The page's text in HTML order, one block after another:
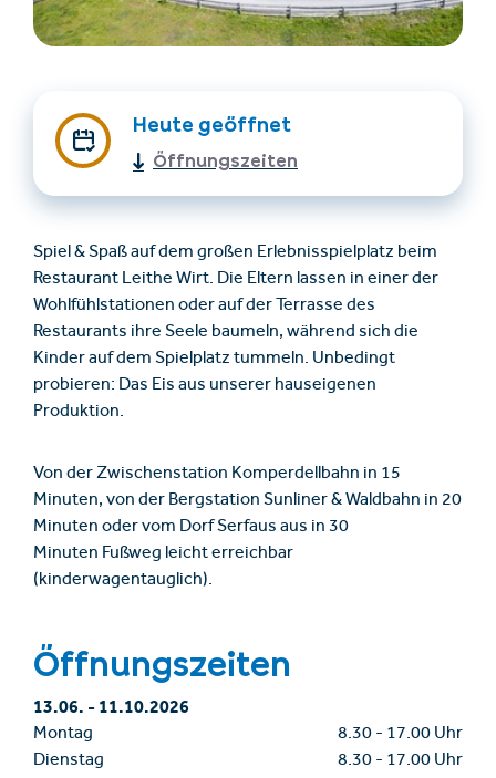
Gutscheinshop
Heute geöffnet
Öffnungszeiten
Spiel & Spaß auf dem großen Erlebnisspielplatz beim
Restaurant Leithe Wirt. Die Eltern lassen in einer der
Wohlfühlstationen oder auf der Terrasse des
Restaurants ihre Seele baumeln, während sich die
Kinder auf dem Spielplatz tummeln. Unbedingt
probieren: Das Eis aus unserer hauseigenen
Produktion.
Von der Zwischenstation Komperdellbahn in 15
Minuten, von der Bergstation Sunliner & Waldbahn in 20
Minuten oder vom Dorf Serfaus aus in 30
Minuten Fußweg leicht erreichbar
(kinderwagentauglich).
Öffnungszeiten
13.06.-11.10.2026
Montag 8.30 - 17.00 Uhr
Dienstag
8.30 - 17.00 Uhr